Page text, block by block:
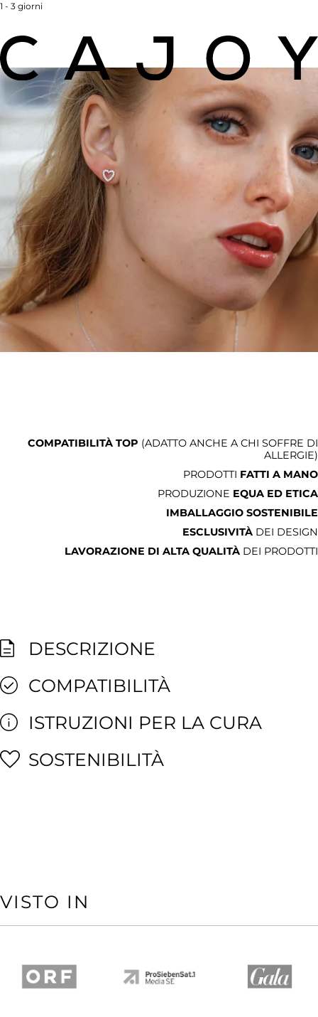
1 - 3 giorni
COMPATIBILITÀ TOP (ADATTO ANCHE A CHI SOFFRE DI
ALLERGIE)
PRODOTTI FATTI A MANO
PRODUZIONE EQUA ED ETICA
IMBALLAGGIO SOSTENIBILE
ESCLUSIVITÀ DEI DESIGN
LAVORAZIONE DI ALTA QUALITÀ DEI PRODOTTI
DESCRIZIONE
COMPATIBILITÀ
ISTRUZIONI PER LA CURA
SOSTENIBILITÀ
VISTO IN